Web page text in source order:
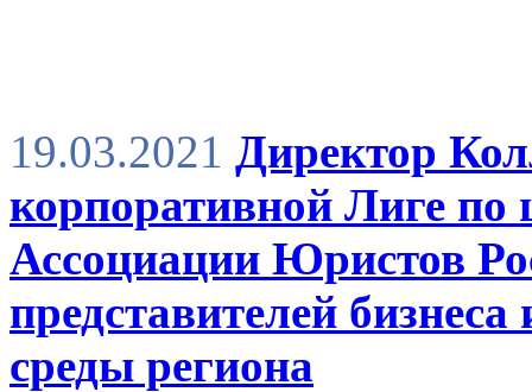
19.03.2021 Директор
корпоративной Лиге
Ассоциации Юристов
представителей
среды региона